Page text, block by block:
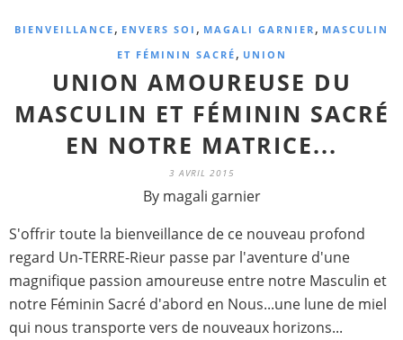
BIENVEILLANCE, ENVERS SOI , MAGALI GARNIER, MASCULIN
ET FÉMININ SACRÉ, UNION
UNION AMOUREUSE DU
MASCULIN ET FÉMININ SACRÉ
EN NOTRE MATRICE...
3 AVRIL 2015
By magali garnier
S'offrir toute la bienveillance de ce nouveau profond
regard Un-TERRE-Rieur passe par l'aventure d'une
magnifique passion amoureuse entre notre Masculin et
notre Féminin Sacré d'abord en Nous...une lune de miel
qui nous transporte vers de nouveaux horizons...